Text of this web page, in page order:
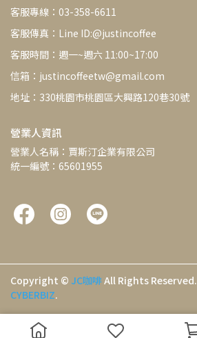
客服專線：03-358-6611
客服傳真：Line ID:@justincoffee
客服時間：週一~週六 11:00~17:00
信箱：justincoffeetw@gmail.com
地址：330桃園市桃園區大興路120巷30號
營業人資訊
營業人名稱：賈斯汀企業有限公司
統一編號：65601955
Copyright © JC咖啡All Rights Reserved.
CYBERBIZ.